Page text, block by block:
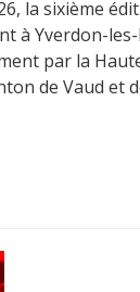
la sixième
à Yverdon-
par la
de Vaud et